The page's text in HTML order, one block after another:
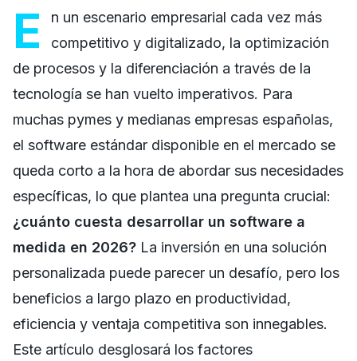
E
n un escenario empresarial cada vez más
competitivo y digitalizado, la optimización
de procesos y la diferenciación a través de la
tecnología se han vuelto imperativos. Para
muchas pymes y medianas empresas españolas,
el software estándar disponible en el mercado se
queda corto a la hora de abordar sus necesidades
específicas, lo que plantea una pregunta crucial:
¿cuánto cuesta desarrollar un software a
medida en 2026? La inversión en una solución
personalizada puede parecer un desafío, pero los
beneficios a largo plazo en productividad,
eficiencia y ventaja competitiva son innegables.
Este artículo desglosará los factores